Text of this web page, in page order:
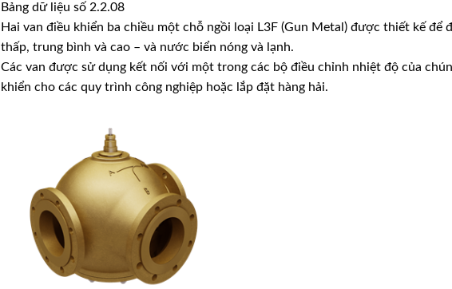
Bảng dữ liệu số 2.2.08
Hai van điều khiển ba chiều một chỗ ngồi loại L3F (Gun Metal) được thiết kế để
thấp, trung bình và cao – và nước biển nóng và lạnh.
Các van được sử dụng kết nối với một trong các bộ điều chỉnh nhiệt độ của
khiển cho các quy trình công nghiệp hoặc lắp đặt hàng hải.